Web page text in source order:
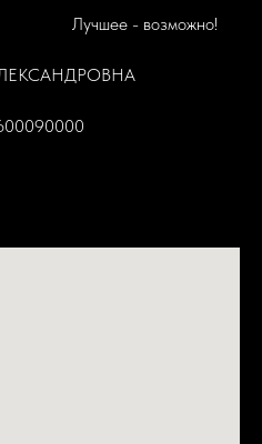
Лучшее - возможно!